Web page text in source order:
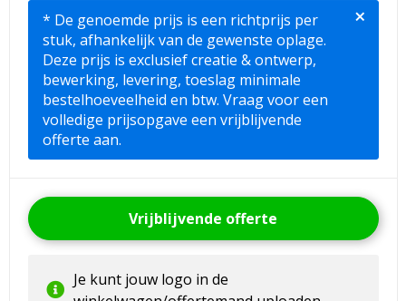
Goodiebags
Aktetassen
Trolleys
* De genoemde prijs is een richtprijs per
stuk, afhankelijk van de gewenste oplage.
Deze prijs is exclusief creatie & ontwerp,
bewerking, levering, toeslag minimale
bestelhoeveelheid en btw. Vraag voor een
volledige prijsopgave een vrijblijvende
offerte aan.
×
Vrijblijvende offerte
Je kunt jouw logo in de